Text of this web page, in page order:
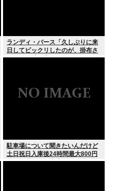
ランディ・バース「久しぶりに来
日してビックリしたのが、掛布さ
んの髪の毛が増えていた。岡田さ
駐車場について聞きたいんだけど
土日祝日入庫後24時間最大800円
って日曜いれて出庫日が平日の場